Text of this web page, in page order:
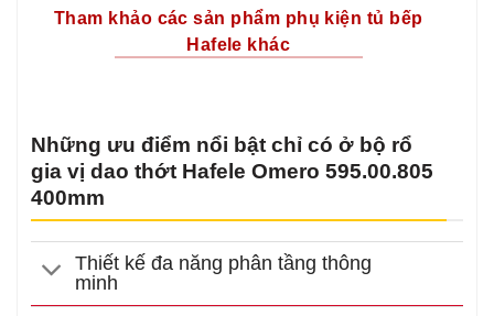
Tham khảo các sản phẩm phụ kiện tủ bếp
Hafele khác
Những ưu điểm nổi bật chỉ có ở bộ rổ
gia vị dao thớt Hafele Omero 595.00.805
400mm
Thiết kế đa năng phân tầng thông
minh